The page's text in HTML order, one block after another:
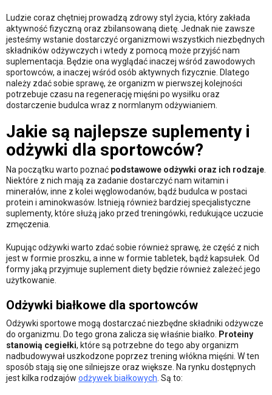
Ludzie coraz chętniej prowadzą zdrowy styl życia, który zakłada
aktywność fizyczną oraz zbilansowaną dietę. Jednak nie zawsze
jesteśmy wstanie dostarczyć organizmowi wszystkich niezbędnych
składników odżywczych i wtedy z pomocą może przyjść nam
suplementacja. Będzie ona wyglądać inaczej wśród zawodowych
sportowców, a inaczej wśród osób aktywnych fizycznie. Dlatego
należy zdać sobie sprawę, że organizm w pierwszej kolejności
potrzebuje czasu na regenerację mięśni po wysiłku oraz
dostarczenie budulca wraz z normlanym odżywianiem.
Jakie są najlepsze suplementy i
odżywki dla sportowców?
Na początku warto poznać podstawowe odżywki oraz ich rodzaje
Niektóre z nich mają za zadanie dostarczyć nam witamin i
minerałów, inne z kolei węglowodanów, bądź budulca w postaci
protein i aminokwasów. Istnieją również bardziej specjalistyczne
suplementy, które służą jako przed treningówki, redukujące uczucie
zmęczenia.
Kupując odżywki warto zdać sobie również sprawę, że część z nich
jest w formie proszku, a inne w formie tabletek, bądź kapsułek. Od
formy jaką przyjmuje suplement diety będzie również zależeć jego
użytkowanie.
Odżywki białkowe dla sportowców
Odżywki sportowe mogą dostarczać niezbędne składniki odżywcze
do organizmu. Do tego grona zalicza się właśnie białko.
Proteiny
stanowią cegiełki, które są potrzebne do tego aby organizm
nadbudowywał uszkodzone poprzez trening włókna mięśni. W ten
sposób stają się one silniejsze oraz większe. Na rynku dostępnych
jest kilka rodzajów odżywek białkowych . Są to: